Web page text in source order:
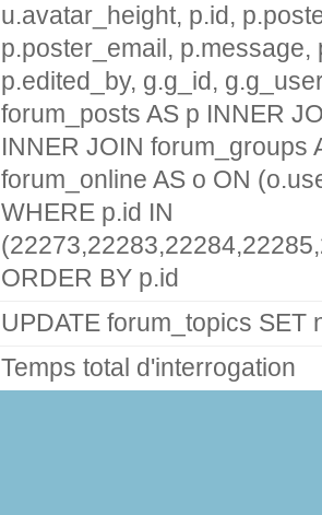
u.avatar_height, p.id,
p.poster_email,
p.edited_by, g.g_id,
forum_posts AS p INNER
INNER JOIN forum_groups
forum_online AS o ON
WHERE p.id IN
ORDER BY p.id
UPDATE forum_topics
Temps total d'interrogation